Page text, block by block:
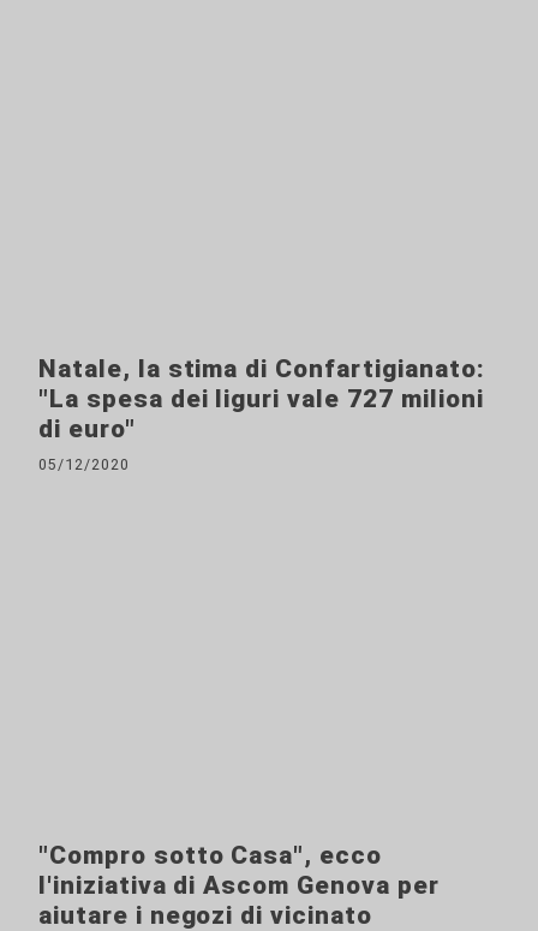
Natale, la stima di Confartigianato:
"La spesa dei liguri vale 727 milioni
di euro"
05/12/2020
"Compro sotto Casa", ecco
l'iniziativa di Ascom Genova per
aiutare i negozi di vicinato